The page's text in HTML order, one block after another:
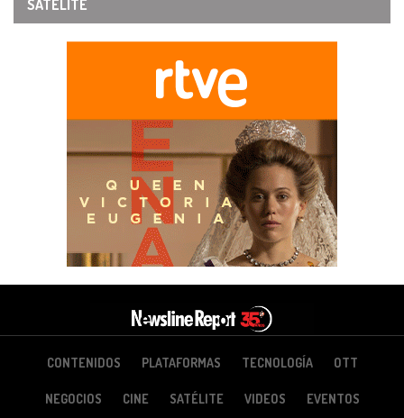
SATÉLITE
CONTENIDOS PLATAFORMAS TECNOLOGÍA OTT
NEGOCIOS CINE SATÉLITE VIDEOS EVENTOS